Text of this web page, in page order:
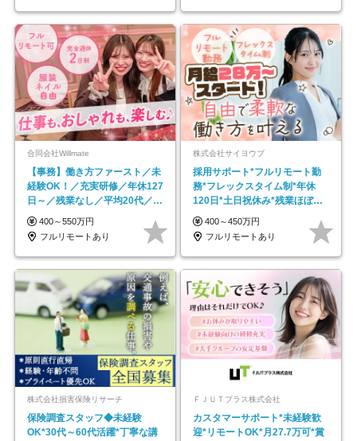
合同会社Willmate
【事務】働き方ファースト／未
経験OK！／充実研修／年休127
日～／残業なし／平均20代／リ
モートOK
400～550万円
フルリモートあり
株式会社サイヨウブ
採用サポート*フルリモート勤
務*フレックスタイム制*年休
120日*土日祝休み*残業ほぼな
し*育児中社員8割以上
400～450万円
フルリモートあり
株式会社損害保険リサーチ
保険調査スタッフ◆未経験
OK*30代～60代活躍*丁寧な講
ＦＪＵＴプラス株式会社
カスタマーサポート*未経験歓
迎*リモートOK*月27.7万可*賞